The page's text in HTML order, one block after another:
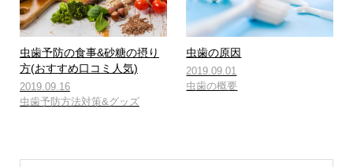
虫歯予防の食事&砂糖の摂り
方(おすすめ口コミ人気)
2019.09.16
虫歯予防方法対策&グッズ
虫歯の原因
2019.09.01
虫歯の概要